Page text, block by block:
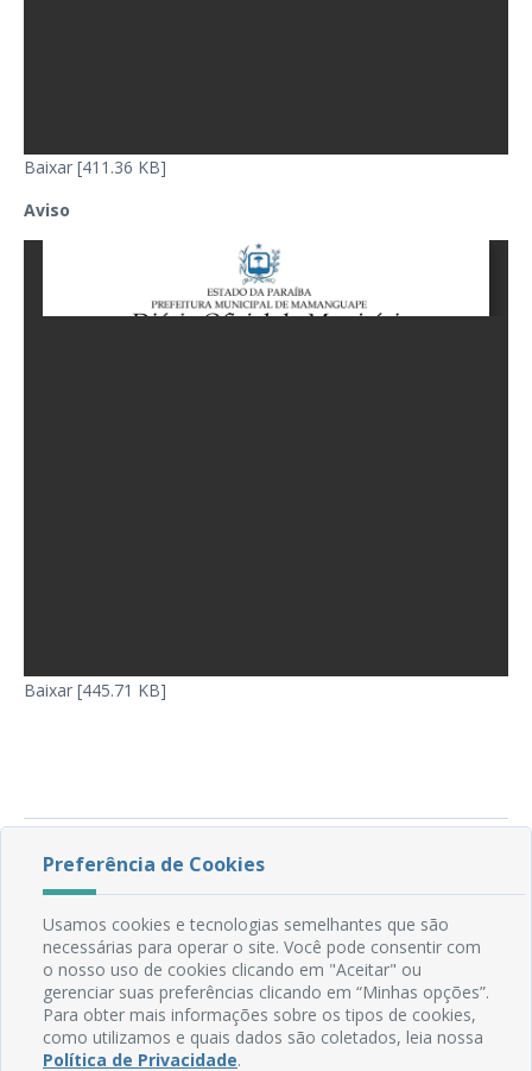
Baixar [411.36 KB]
Aviso
Baixar [445.71 KB]
Rua do Imperador, 78, Centro
CEP: 58.280-000 - Mamanguape/PB
Preferência de Cookies
Usamos cookies e tecnologias semelhantes que são
necessárias para operar o site. Você pode consentir com
o nosso uso de cookies clicando em "Aceitar" ou
gerenciar suas preferências clicando em “Minhas opções”.
Para obter mais informações sobre os tipos de cookies,
como utilizamos e quais dados são coletados, leia nossa
Política de Privacidade.